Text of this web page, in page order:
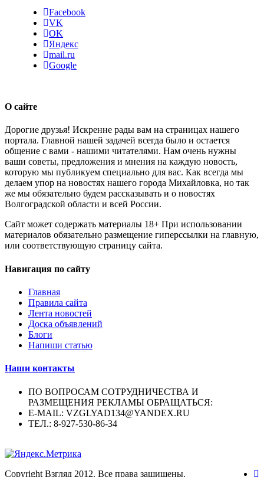
Facebook
VK
OK
Яндекс
mail.ru
Google
О сайте
Дорогие друзья! Искренне рады вам на страницах нашего
портала. Главной нашей задачей всегда было и остается
общение с вами - нашими читателями. Нам очень нужны
ваши советы, предложения и мнения на каждую новость,
которую мы публикуем специально для вас. Как всегда мы
делаем упор на новостях нашего города Михайловка, но так
же мы обязательно будем рассказывать и о новостях
Волгоградской области и всей России.
Сайт может содержать материалы 18+ При использовании
материалов обязательно размещение гиперссылки на главную,
или соответствующую страницу сайта.
Навигация по сайту
Главная
Правила сайта
Лента новостей
Доска объявлений
Блоги
Напиши статью
Наши контакты
ПО ВОПРОСАМ СОТРУДНИЧЕСТВА И
РАЗМЕЩЕНИЯ РЕКЛАМЫ ОБРАЩАТЬСЯ:
E-MAIL: VZGLYAD134@YANDEX.RU
ТЕЛ.: 8-927-530-86-34
Copyright Взгляд 2012. Все права защищены.